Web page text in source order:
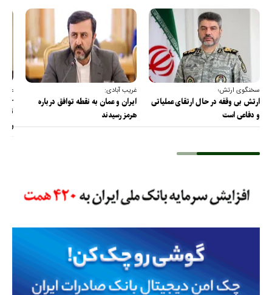
سخنگوی ارتش؛
ارتش بی وقفه در حال ارتقای عملیاتی
و دفاعی است
غریب آبادی:
ایران و عمان به نقطه توافق درباره
هرمز رسیدند
عضو
را